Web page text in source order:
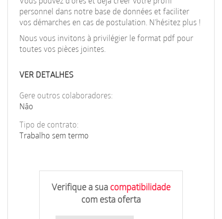
IT
DE
ES
personnel dans notre base de données et faciliter
vos démarches en cas de postulation. N'hésitez plus !
Nous vous invitons à privilégier le format pdf pour
toutes vos pièces jointes.
VER DETALHES
Gere outros colaboradores:
Não
Tipo de contrato:
Trabalho sem termo
Verifique a sua compatibilidade
com esta oferta